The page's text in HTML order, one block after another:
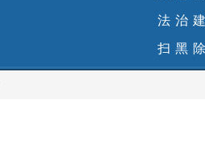
法治
扫黑